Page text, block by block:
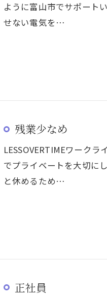
ように富山市でサポート
せない電気を…
残業少なめ
LESSOVERTIMEワーク
でプライベートを大切に
と休めるため…
正社員